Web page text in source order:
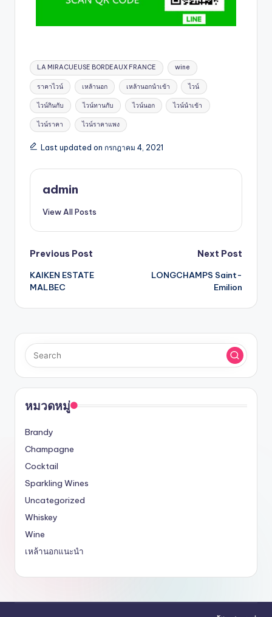
LA MIRACUEUSE BORDEAUX FRANCE wine
ราคาไวน์ เหล้านอก เหล้านอกนำเข้า ไวน์
ไวน์กินกับ ไวน์ทานกับ ไวน์นอก ไวน์นำเข้า
ไวน์ราคา ไวน์ราคาแพง
Last updated on กรกฎาคม 4, 2021
admin
View All Posts
Previous Post
KAIKEN ESTATE
MALBEC
Next Post
LONGCHAMPS Saint-
Emilion
หมวดหมู่
Brandy
Champagne
Cocktail
Sparkling Wines
Uncategorized
Whiskey
Wine
เหล้านอกแนะนำ